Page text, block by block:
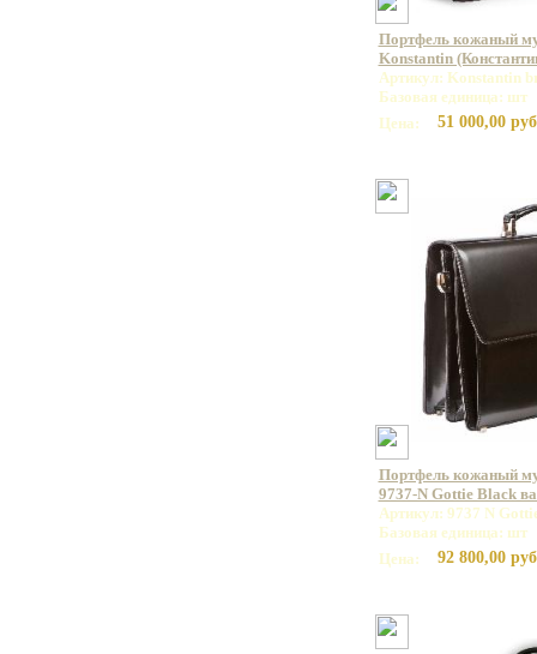
Портфель кожаный
Konstantin
Артикул: Konstantin
Базовая единица: шт
Цена:
51 000,00
Портфель кожаный
9737-N Gottie Black
Артикул: 9737 N
Базовая единица: шт
Цена:
92 800,00